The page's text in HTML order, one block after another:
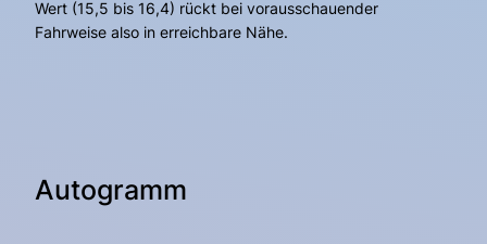
Wert (15,5 bis 16,4) rückt bei vorausschauender
Fahrweise also in erreichbare Nähe.
Autogramm